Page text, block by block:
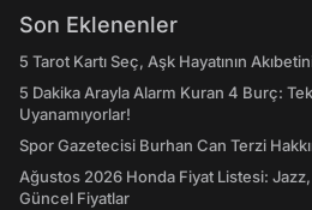
Son Eklenenler
5 Tarot Kartı Seç, Aşk Hayatının
5 Dakika Arayla Alarm Kuran 4 Burç:
Uyanamıyorlar!
Spor Gazetecisi Burhan Can Terzi
Ağustos 2026 Honda Fiyat Listesi:
Güncel Fiyatlar